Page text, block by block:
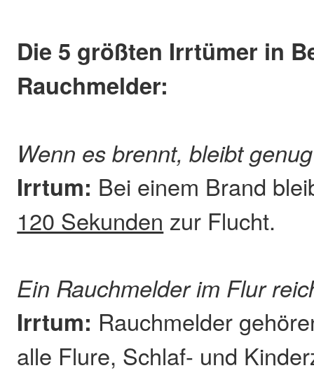
Die 5 größten Irrtümer in
Rauchmelder:
Wenn es brennt, bleibt
Irrtum: Bei einem Brand
120 Sekunden zur Flucht.
Ein Rauchmelder im Flur
Irrtum: Rauchmelder
alle Flure, Schlaf- und